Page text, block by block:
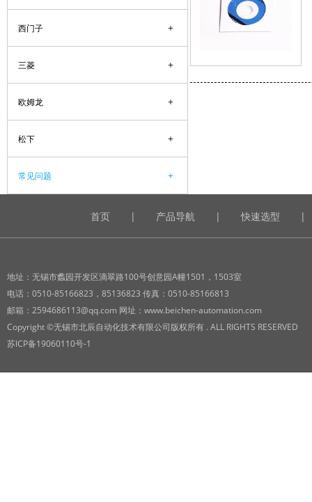
西门子 +
三菱 +
欧姆龙 +
松下 +
常见问题 +
首页 | 产品导航 | 快速选型 |
地址：无锡市蠡园开发区滴翠路100号创意园A幢1501，1503室
电话：0510-85166823，85136823 传真：0510-85166813
邮箱：2594686113@qq.com 网址：www.beichen-automation.com
Copyright ©无锡市北辰自动化技术有限公司版权所有 . ALL RIGHTS RESERVED
苏ICP备19060110号-1